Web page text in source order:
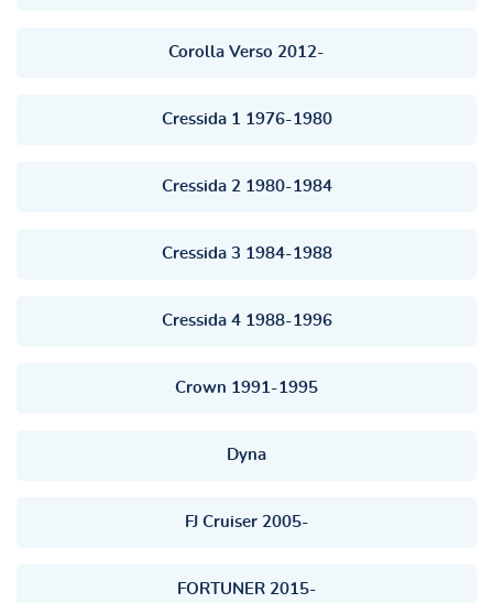
Corolla Verso 2012-
Cressida 1 1976-1980
Cressida 2 1980-1984
Cressida 3 1984-1988
Cressida 4 1988-1996
Crown 1991-1995
Dyna
FJ Cruiser 2005-
FORTUNER 2015-